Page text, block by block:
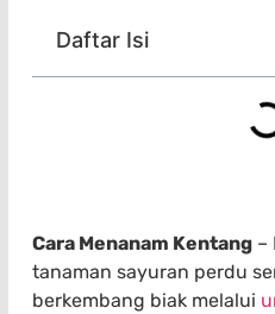
Daftar Isi
Cara Menanam Kentang –
tanaman sayuran perdu
berkembang biak melalui